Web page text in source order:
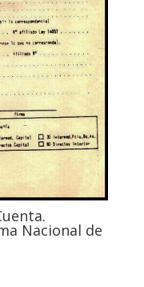
Nacional de